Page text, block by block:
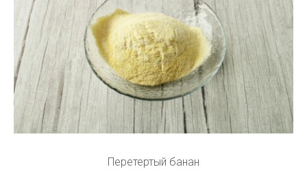
Перетертый банан